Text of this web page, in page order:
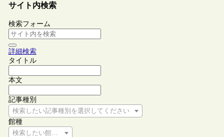
サイト内検索
検索フォーム
詳細検索
タイトル
本文
記事種別
検索したい記事種別を選択してください
館種
検索したい館種を選択してください